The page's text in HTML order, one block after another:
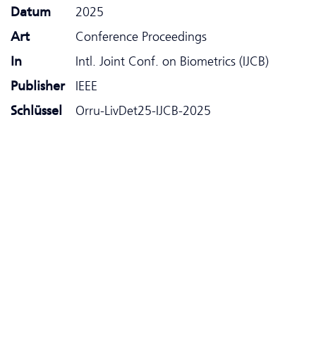
Datum
2025
Art
Conference Proceedings
In
Intl. Joint Conf. on Biometrics (IJCB)
Publisher
IEEE
Schlüssel
Orru-LivDet25-IJCB-2025